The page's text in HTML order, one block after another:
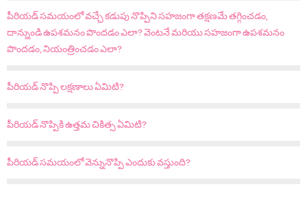
పీరియడ్ సమయంలో వచ్చే కడుపు నొప్పిని సహజంగా తక్షణమే తగ్గించడం,
దాన్నుండి ఉపశమనం పొందడం ఎలా? వెంటనే మరియు సహజంగా ఉపశమనం
పొందడం, నియంత్రించడం ఎలా?
పీరియడ్ నొప్పి లక్షణాలు ఏమిటి?
పీరియడ్ నొప్పికి ఉత్తమ చికిత్స ఏమిటి?
పీరియడ్ సమయంలో వెన్నునొప్పి ఎందుకు వస్తుంది?